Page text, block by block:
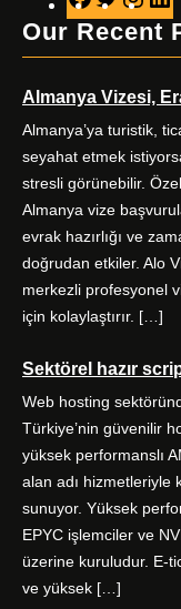
a
b
o
o
k
w
t
e
r
n
a
g
r
a
m
i
e
d
I
n
Our Recent
Almanya Vizesi,
Almanya’ya turistik,
seyahat etmek
stresli görünebilir.
Almanya vize
evrak hazırlığı ve
doğrudan etkiler. Alo
merkezli profesyonel
için kolaylaştırır. […]
Sektörel hazır
Web hosting
Türkiye’nin güvenilir
yüksek performanslı
alan adı hizmetleriyle
sunuyor. Yüksek
EPYC işlemciler ve
üzerine kuruludur. E-
ve yüksek […]